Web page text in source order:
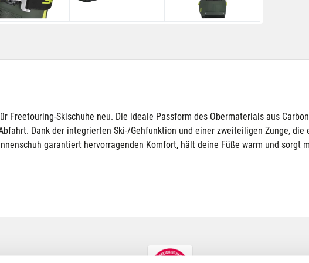
Freetouring-Skischuhe neu. Die ideale Passform des Obermaterials aus
Dank der integrierten Ski-/Gehfunktion und einer zweiteiligen Zunge,
garantiert hervorragenden Komfort, hält deine Füße warm und